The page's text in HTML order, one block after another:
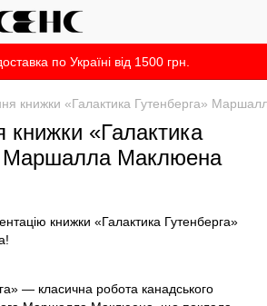
по Україні від 1500 грн.
книжки «Галактика Гутенберга»
книжки «Галактика
Маршалла Маклюена
книжки «Галактика Гутенберга»
— класична робота канадського